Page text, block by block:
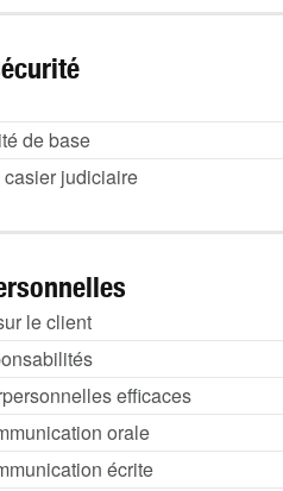
de base
judiciaire
le client
efficaces
orale
écrite